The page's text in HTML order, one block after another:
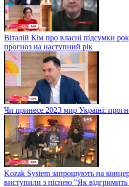
Віталій Кім про власні підсумки
прогноз на наступний рік
Чи принесе 2023 мир Україні:
Kozak System запрошують на
виступили з піснею "Як відгримить